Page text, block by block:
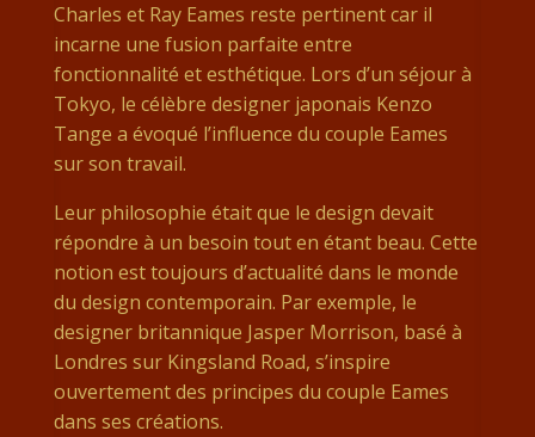
Charles et Ray Eames reste pertinent car il
incarne une fusion parfaite entre
fonctionnalité et esthétique. Lors d’un séjour à
Tokyo, le célèbre designer japonais Kenzo
Tange a évoqué l’influence du couple Eames
sur son travail.
Leur philosophie était que le design devait
répondre à un besoin tout en étant beau. Cette
notion est toujours d’actualité dans le monde
du design contemporain. Par exemple, le
designer britannique Jasper Morrison, basé à
Londres sur Kingsland Road, s’inspire
ouvertement des principes du couple Eames
dans ses créations.